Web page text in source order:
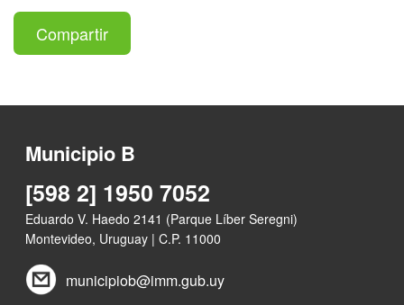
Compartir
Municipio B
[598 2] 1950 7052
Eduardo V. Haedo 2141 (Parque Líber Seregni)
Montevideo, Uruguay | C.P. 11000
municipiob@imm.gub.uy